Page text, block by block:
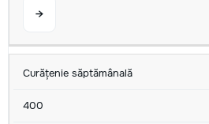
→
Curățenie săptămânală
400